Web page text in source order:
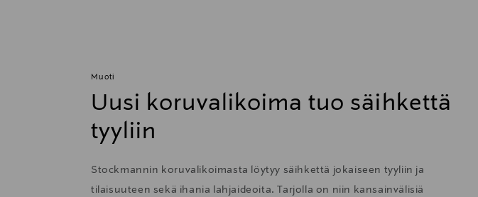
Muoti
Uusi koruvalikoima tuo säihkettä
tyyliin
Stockmannin koruvalikoimasta löytyy säihkettä jokaiseen tyyliin ja
tilaisuuteen sekä ihania lahjaideoita. Tarjolla on niin kansainvälisiä